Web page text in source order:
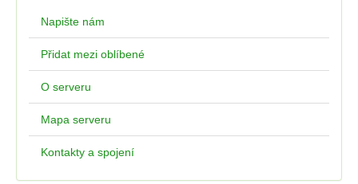
Napište nám
Přidat mezi oblíbené
O serveru
Mapa serveru
Kontakty a spojení